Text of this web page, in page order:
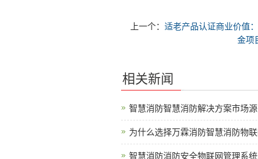
上一个：适老产品认证商业价值
金项
相关新闻
智慧消防智慧消防解决方案市场
为什么选择万霖消防智慧消防物
智慧消防消防安全物联网管理系